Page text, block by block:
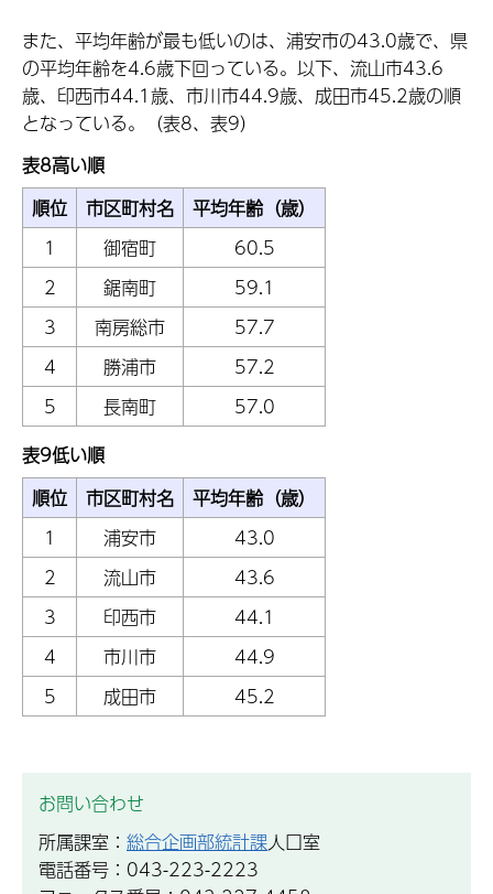
また、平均年齢が最も低いのは、浦安市の43.0歳で、県
の平均年齢を4.6歳下回っている。以下、流山市43.6
歳、印西市44.1歳、市川市44.9歳、成田市45.2歳の順
となっている。（表8、表9）
順位 市区町村名 平均年齢（歳）
表8高い順
1 御宿町
60.5
2
鋸南町
59.1
3
南房総市
57.7
4
勝浦市
57.2
5
長南町 57.0
順位 市区町村名 平均年齢（歳）
表9低い順
1 浦安市
43.0
2
流山市
43.6
3
印西市
44.1
4
市川市
44.9
5
成田市 45.2
お問い合わせ
所属課室： 総合企画部統計課人口室
電話番号：043-223-2223